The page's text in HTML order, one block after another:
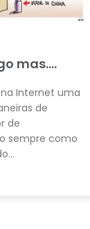
mas….
Internet uma
de
de
sempre como